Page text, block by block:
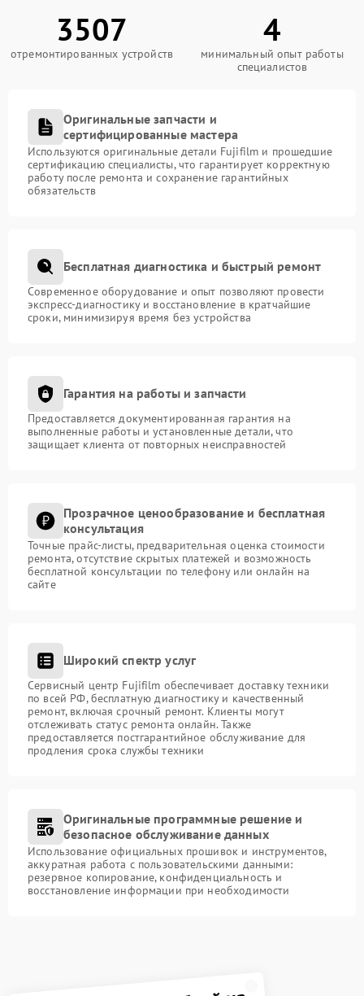
3507
отремонтированных устройств
4
минимальный опыт работы
специалистов
Оригинальные запчасти и
сертифицированные мастера
Используются оригинальные детали Fujifilm и прошедшие
сертификацию специалисты, что гарантирует корректную
работу после ремонта и сохранение гарантийных
обязательств
Бесплатная диагностика и быстрый ремонт
Современное оборудование и опыт позволяют провести
экспресс-диагностику и восстановление в кратчайшие
сроки, минимизируя время без устройства
Гарантия на работы и запчасти
Предоставляется документированная гарантия на
выполненные работы и установленные детали, что
защищает клиента от повторных неисправностей
Прозрачное ценообразование и бесплатная
консультация
Точные прайс-листы, предварительная оценка стоимости
ремонта, отсутствие скрытых платежей и возможность
бесплатной консультации по телефону или онлайн на
сайте
Широкий спектр услуг
Сервисный центр Fujifilm обеспечивает доставку техники
по всей РФ, бесплатную диагностику и качественный
ремонт, включая срочный ремонт. Клиенты могут
отслеживать статус ремонта онлайн. Также
предоставляется постгарантийное обслуживание для
продления срока службы техники
Оригинальные программные решение и
безопасное обслуживание данных
Использование официальных прошивок и инструментов,
аккуратная работа с пользовательскими данными:
резервное копирование, конфиденциальность и
восстановление информации при необходимости